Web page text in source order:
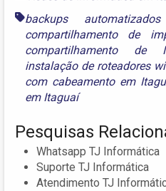
backups
compartilhamento de
compartilhamento de
instalação de roteadores
com cabeamento em
em Itaguaí
Pesquisas
Whatsapp TJ Informática
Suporte TJ Informática
Atendimento TJ